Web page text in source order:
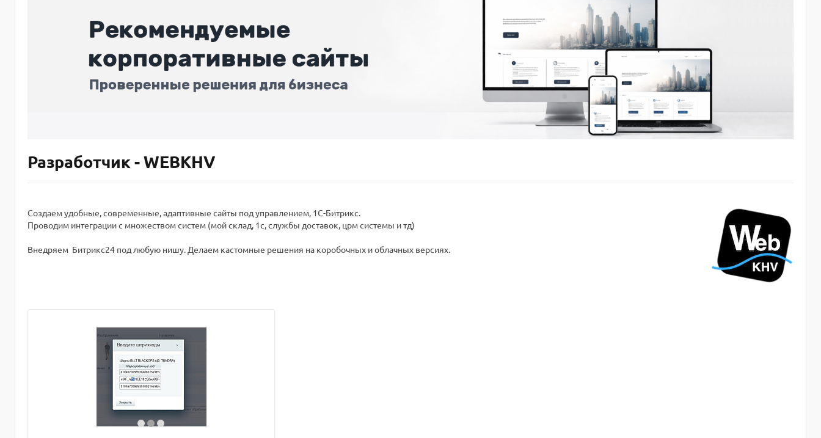
Разработчик - WEBKHV
Создаем удобные, современные, адаптивные сайты под управлением, 1C-Битрикс.
Проводим интеграции с множеством систем (мой склад, 1с, службы доставок, црм системы и тд)
Внедряем Битрикс24 под любую нишу. Делаем кастомные решения на коробочных и облачных версиях.